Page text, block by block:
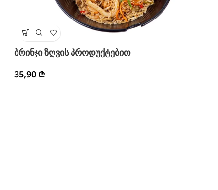
ბრინჯი ზღვის პროდუქტებით
35,90 ₾